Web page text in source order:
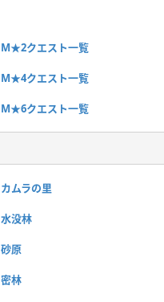
M★2クエスト一覧
M★4クエスト一覧
M★6クエスト一覧
カムラの里
水没林
砂原
密林